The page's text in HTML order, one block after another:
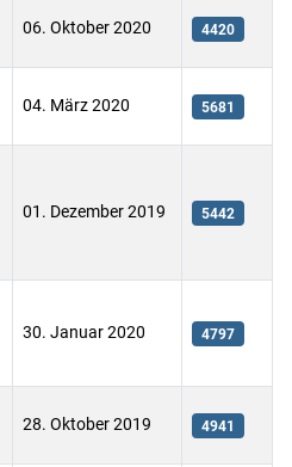
06. Oktober 2020 4420
04. März 2020 5681
01. Dezember 2019 5442
30. Januar 2020 4797
28. Oktober 2019 4941